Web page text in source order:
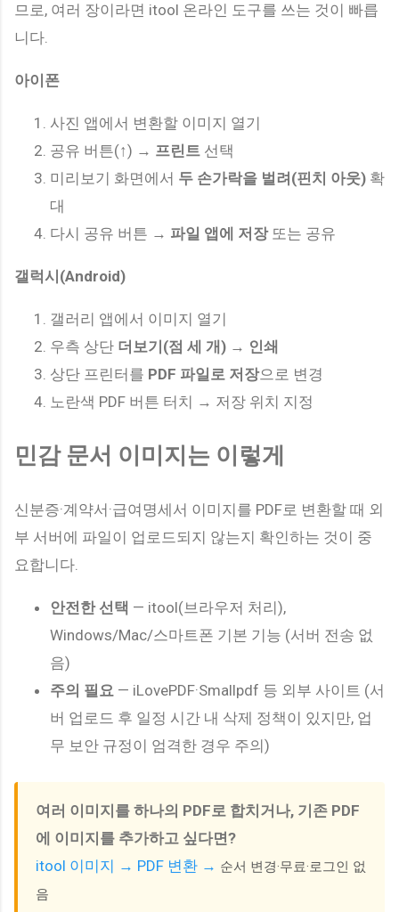
므로, 여러 장이라면 itool 온라인 도구를 쓰는 것이 빠릅
니다.
아이폰
사진 앱에서 변환할 이미지 열기
공유 버튼(↑) → 프린트 선택
미리보기 화면에서 두 손가락을 벌려(핀치 아웃) 확
대
다시 공유 버튼 → 파일 앱에 저장또는 공유
갤럭시(Android)
갤러리 앱에서 이미지 열기
우측 상단 더보기(점 세 개) → 인쇄
상단 프린터를 PDF 파일로 저장으로 변경
노란색 PDF 버튼 터치 → 저장 위치 지정
민감 문서 이미지는 이렇게
신분증·계약서·급여명세서 이미지를 PDF로 변환할 때 외
부 서버에 파일이 업로드되지 않는지 확인하는 것이 중
요합니다.
안전한 선택 — itool(브라우저 처리),
Windows/Mac/스마트폰 기본 기능 (서버 전송 없
음)
주의 필요 — iLovePDF·Smallpdf 등 외부 사이트 (서
버 업로드 후 일정 시간 내 삭제 정책이 있지만, 업
무 보안 규정이 엄격한 경우 주의)
여러 이미지를 하나의 PDF로 합치거나, 기존 PDF
에 이미지를 추가하고 싶다면?
itool 이미지 → PDF 변환 → 순서 변경·무료·로그인 없
음